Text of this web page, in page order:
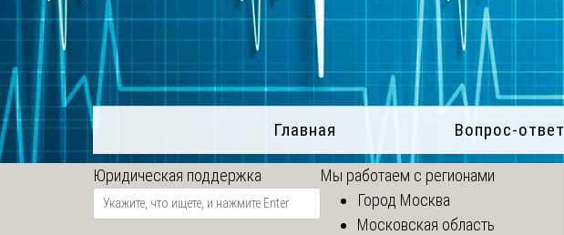
Главная Вопрос-ответ
Юридическая поддержка
Мы работаем с регионами
Город Москва
Московская область